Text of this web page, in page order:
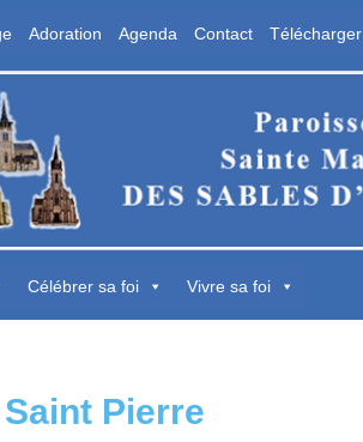
Adoration Agenda Contact Télécharger
des Sables d'Olonne
Célébrer sa foi Vivre sa foi
Pierre